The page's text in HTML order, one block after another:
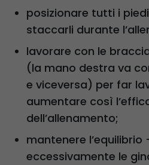
posizionare tutti i
staccarli durante
lavorare con le
(la mano destra va
e viceversa) per far
aumentare così
dell’allenamento;
mantenere
eccessivamente le